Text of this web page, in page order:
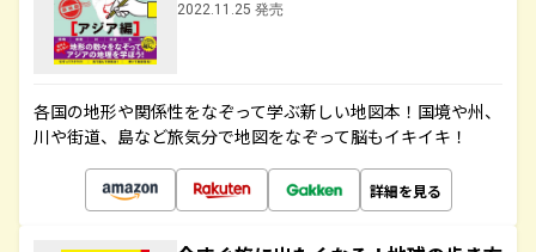
2022.11.25 発売
各国の地形や関係性をなぞって学ぶ新しい地図本！国境や州、
川や街道、島など旅気分で地図をなぞって脳もイキイキ！
詳細を見る